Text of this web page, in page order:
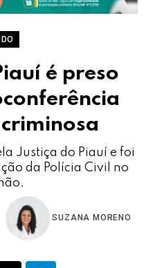
é preso
Justiça do Piauí e foi
da Polícia Civil no
SUZANA MORENO